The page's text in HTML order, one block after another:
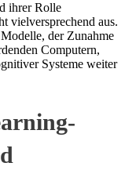
ihrer Rolle
vielversprechend aus.
der Zunahme
Computern,
Systeme weiter